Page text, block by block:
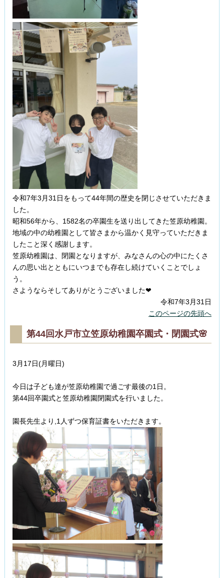
令和7年3月31日をもって44年間の歴史を閉じさせていただきま
した。
昭和56年から、1582名の卒園生を送り出してきた笠原幼稚園。
地域の中の幼稚園として皆さまから温かく見守っていただきま
したこと深く感謝します。
笠原幼稚園は、閉園となりますが、みなさんの心の中にたくさ
んの思い出とともにいつまでも存在し続けていくことでしょ
う。
さようならそしてありがとうございました❤
令和7年3月31日
このページの先頭へ
第44回水戸市立笠原幼稚園卒園式・閉園式🌸
3月17日(月曜日)
今日は子ども達が笠原幼稚園で過ごす最後の1日。
第44回卒園式と笠原幼稚園閉園式を行いました。
園長先生より,1人ずつ保育証書をいただきます。